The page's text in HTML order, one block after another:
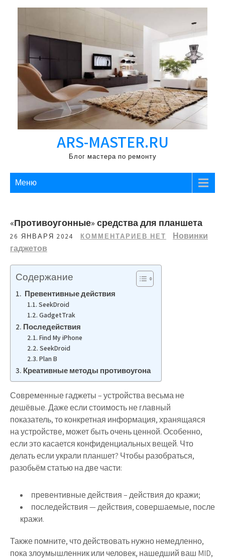
Перейти
ARS-MASTER.RU
Блог мастера по ремонту
Меню
«Противоугонные» средства для планшета
26 ЯНВАРЯ 2024 КОММЕНТАРИЕВ НЕТ
Новинки
гаджетов
Содержание
Превентивные действия
SeekDroid
GadgetTrak
Последействия
Find My iPhone
SeekDroid
Plan B
Креативные методы противоугона
Современные гаджеты – устройства весьма не
дешёвые. Даже если стоимость не главный
показатель, то конкретная информация, хранящаяся
на устройстве, может быть очень ценной. Особенно,
если это касается конфиденциальных вещей. Что
делать если украли планшет? Чтобы разобраться,
разобьём статью на две части:
превентивные действия – действия до кражи;
последействия — действия, совершаемые, после
кражи.
Также помните, что действовать нужно немедленно,
пока злоумышленник или человек, нашедший ваш MID,